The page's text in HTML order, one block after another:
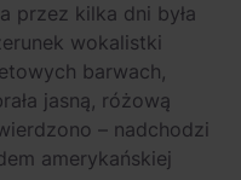
przez kilka dni była
wokalistki
barwach,
jasną, różową
– nadchodzi
amerykańskiej